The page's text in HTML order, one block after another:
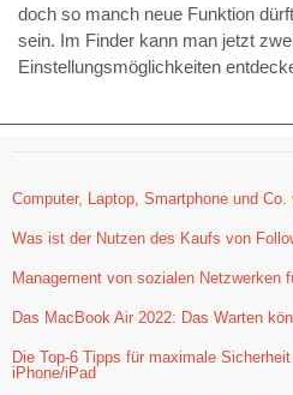
doch so manch neue Funktion
sein. Im Finder kann man jetzt
Einstellungsmöglichkeiten
Computer, Laptop, Smartphone und
Was ist der Nutzen des Kaufs von
Management von sozialen Netzwerken
Das MacBook Air 2022: Das Warten
Die Top-6 Tipps für maximale
iPhone/iPad